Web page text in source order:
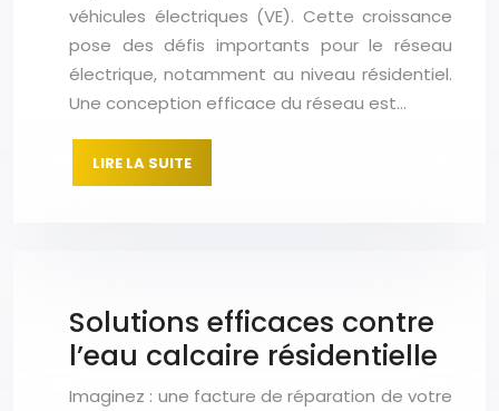
véhicules électriques (VE). Cette croissance
pose des défis importants pour le réseau
électrique, notamment au niveau résidentiel.
Une conception efficace du réseau est…
LIRE LA SUITE
Solutions efficaces contre
l’eau calcaire résidentielle
Imaginez : une facture de réparation de votre